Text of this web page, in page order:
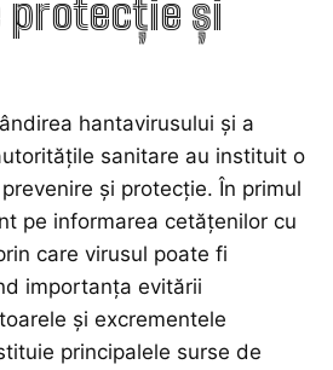
protecție și
hantavirusului și a
sanitare au instituit o
și protecție. În primul
pe informarea cetățenilor cu
care virusul poate fi
importanța evitării
și excrementele
principalele surse de